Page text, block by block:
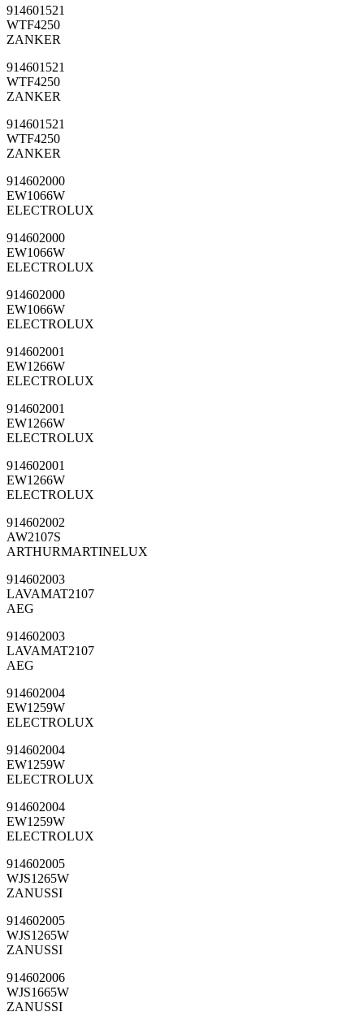
914601521
WTF4250
ZANKER
914601521
WTF4250
ZANKER
914601521
WTF4250
ZANKER
914602000
EW1066W
ELECTROLUX
914602000
EW1066W
ELECTROLUX
914602000
EW1066W
ELECTROLUX
914602001
EW1266W
ELECTROLUX
914602001
EW1266W
ELECTROLUX
914602001
EW1266W
ELECTROLUX
914602002
AW2107S
ARTHURMARTINELUX
914602003
LAVAMAT2107
AEG
914602003
LAVAMAT2107
AEG
914602004
EW1259W
ELECTROLUX
914602004
EW1259W
ELECTROLUX
914602004
EW1259W
ELECTROLUX
914602005
WJS1265W
ZANUSSI
914602005
WJS1265W
ZANUSSI
914602006
WJS1665W
ZANUSSI